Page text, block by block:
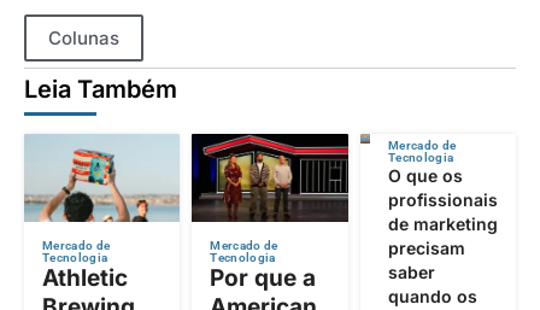
Colunas
Leia Também
Mercado de
Tecnologia
Athletic
Mercado de
Tecnologia
Por que a
Mercado de
Tecnologia
O que os
profissionais
de marketing
precisam
saber
quando os